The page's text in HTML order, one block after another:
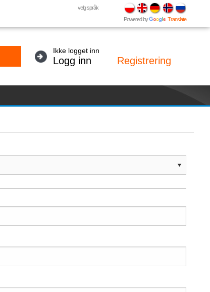
velg språk
Powered by
Translate
Ikke logget inn
Logg inn Registrering